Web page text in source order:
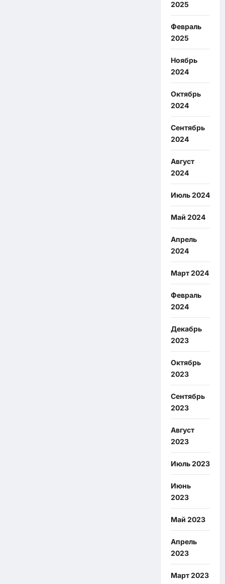
2025
Февраль
2025
Ноябрь
2024
Октябрь
2024
Сентябрь
2024
Август
2024
Июль 2024
Май 2024
Апрель
2024
Март 2024
Февраль
2024
Декабрь
2023
Октябрь
2023
Сентябрь
2023
Август
2023
Июль 2023
Июнь
2023
Май 2023
Апрель
2023
Март 2023